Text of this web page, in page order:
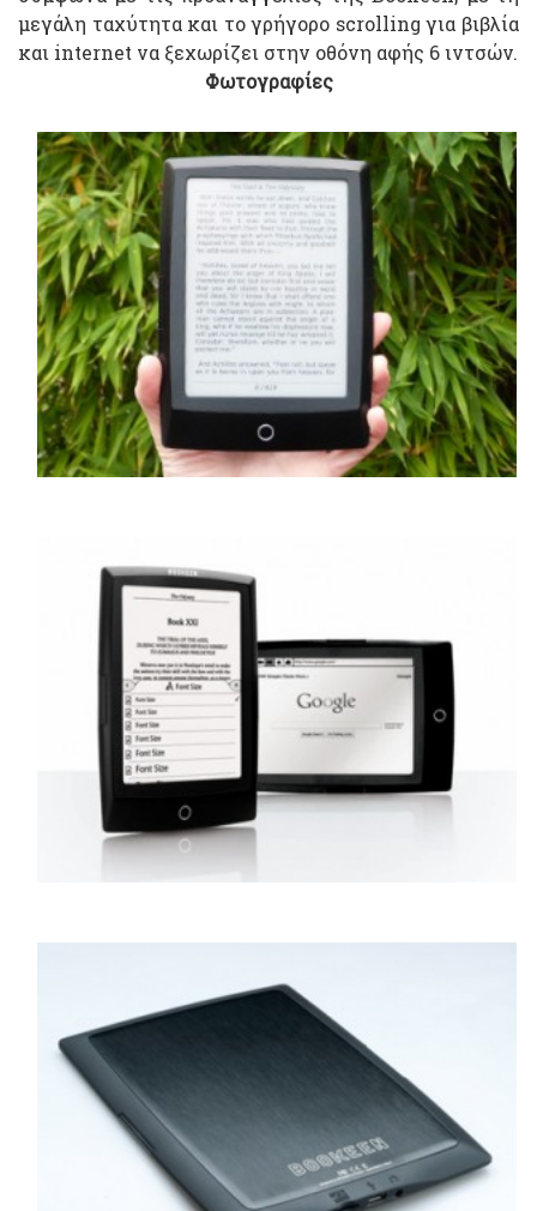
μεγάλη ταχύτητα και το γρήγορο scrolling για βιβλία
και internet να ξεχωρίζει στην οθόνη αφής 6 ιντσών.
Φωτογραφίες